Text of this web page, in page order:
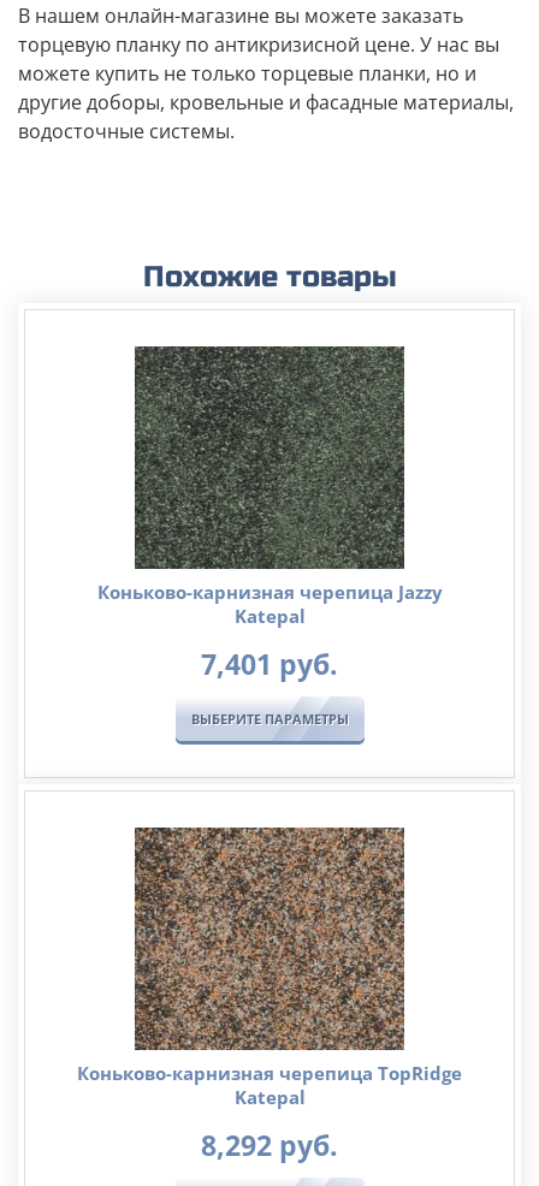
В нашем онлайн-магазине вы можете заказать
торцевую планку по антикризисной цене. У нас вы
можете купить не только торцевые планки, но и
другие доборы, кровельные и фасадные материалы,
водосточные системы.
Похожие товары
Коньково-карнизная черепица Jazzy
Katepal
7,401 руб.
ВЫБЕРИТЕ ПАРАМЕТРЫ
Коньково-карнизная черепица TopRidge
Katepal
8,292 руб.